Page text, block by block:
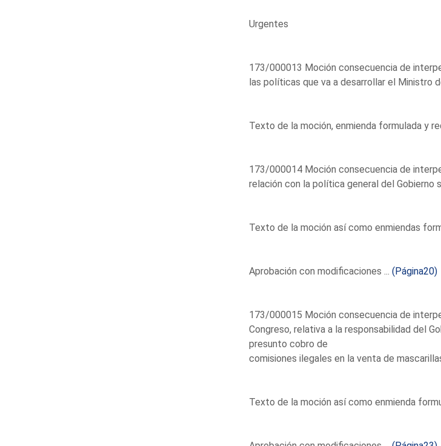
Urgentes
173/000013 Moción consecuencia de
las políticas que va a desarrollar el Ministro
Texto de la moción, enmienda formulada y
173/000014 Moción consecuencia de
relación con la política general del Gobierno
Texto de la moción así como enmiendas
Aprobación con modificaciones ... (Página20)
173/000015 Moción consecuencia de
Congreso, relativa a la responsabilidad del
presunto cobro de
comisiones ilegales en la venta de
Texto de la moción así como enmienda